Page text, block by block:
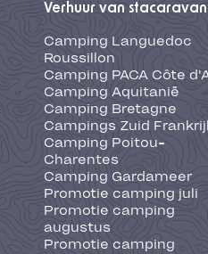
Verhuur van
Camping Languedoc
Roussillon
Camping PACA Côte
Camping Aquitanië
Camping Bretagne
Campings Zuid
Camping Poitou-
Charentes
Camping Gardameer
Promotie camping juli
Promotie camping
augustus
Promotie camping